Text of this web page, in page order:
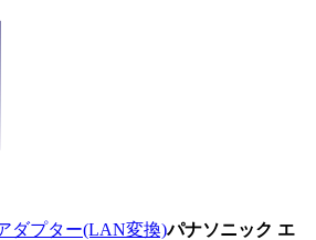
ダプター(LAN変換)パナソニック エ